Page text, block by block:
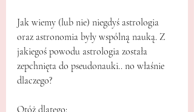
Jak wiemy (lub nie) niegdyś astrologia
oraz astronomia były wspólną nauką. Z
jakiegoś powodu astrologia została
zepchnięta do pseudonauki.. no właśnie
dlaczego?
Otóż dlatego: